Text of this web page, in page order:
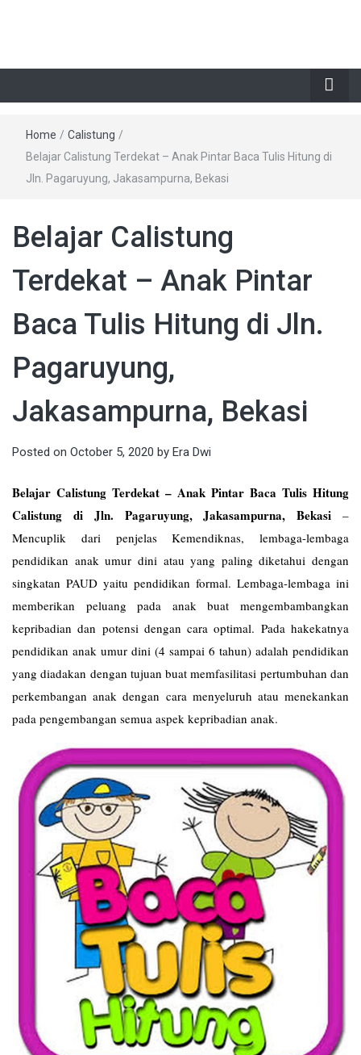
Home / Calistung /
Belajar Calistung Terdekat – Anak Pintar Baca Tulis Hitung di
Jln. Pagaruyung, Jakasampurna, Bekasi
Belajar Calistung
Terdekat – Anak Pintar
Baca Tulis Hitung di Jln.
Pagaruyung,
Jakasampurna, Bekasi
Posted on October 5, 2020 by Era Dwi
Belajar Calistung Terdekat – Anak Pintar Baca Tulis Hitung
Calistung di Jln. Pagaruyung, Jakasampurna, Bekasi –
Mencuplik dari penjelas Kemendiknas, lembaga-lembaga
pendidikan anak umur dini atau yang paling diketahui dengan
singkatan PAUD yaitu pendidikan formal. Lembaga-lembaga ini
memberikan peluang pada anak buat mengembambangkan
kepribadian dan potensi dengan cara optimal. Pada hakekatnya
pendidikan anak umur dini (4 sampai 6 tahun) adalah pendidikan
yang diadakan dengan tujuan buat memfasilitasi pertumbuhan dan
perkembangan anak dengan cara menyeluruh atau menekankan
pada pengembangan semua aspek kepribadian anak.